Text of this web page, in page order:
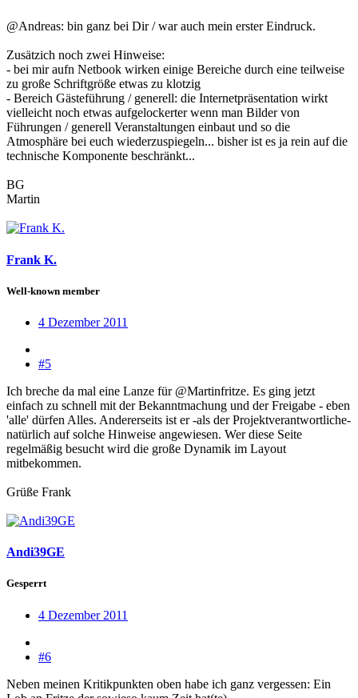
@Andreas: bin ganz bei Dir / war auch mein erster Eindruck.
Zusätzich noch zwei Hinweise:
- bei mir aufn Netbook wirken einige Bereiche durch eine teilweise
zu große Schriftgröße etwas zu klotzig
- Bereich Gästeführung / generell: die Internetpräsentation wirkt
vielleicht noch etwas aufgelockerter wenn man Bilder von
Führungen / generell Veranstaltungen einbaut und so die
Atmosphäre bei euch wiederzuspiegeln... bisher ist es ja rein auf die
technische Komponente beschränkt...
BG
Martin
Frank K.
Well-known member
4 Dezember 2011
#5
Ich breche da mal eine Lanze für @Martinfritze. Es ging jetzt
einfach zu schnell mit der Bekanntmachung und der Freigabe - eben
'alle' dürfen Alles. Andererseits ist er -als der Projektverantwortliche-
natürlich auf solche Hinweise angewiesen. Wer diese Seite
regelmäßig besucht wird die große Dynamik im Layout
mitbekommen.
Grüße Frank
Andi39GE
Gesperrt
4 Dezember 2011
#6
Neben meinen Kritikpunkten oben habe ich ganz vergessen: Ein